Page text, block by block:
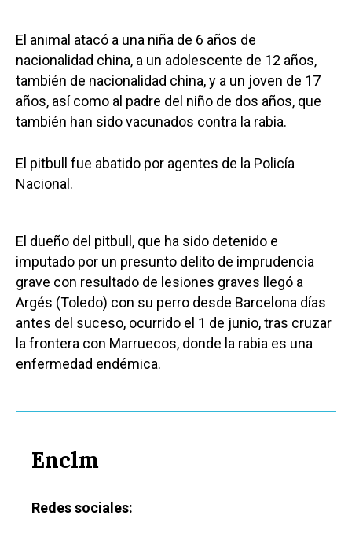
El animal atacó a una niña de 6 años de
nacionalidad china, a un adolescente de 12 años,
también de nacionalidad china, y a un joven de 17
años, así como al padre del niño de dos años, que
también han sido vacunados contra la rabia.
El pitbull fue abatido por agentes de la Policía
Nacional.
El dueño del pitbull, que ha sido detenido e
imputado por un presunto delito de imprudencia
grave con resultado de lesiones graves llegó a
Argés (Toledo) con su perro desde Barcelona días
antes del suceso, ocurrido el 1 de junio, tras cruzar
la frontera con Marruecos, donde la rabia es una
enfermedad endémica.
Enclm
Redes sociales: